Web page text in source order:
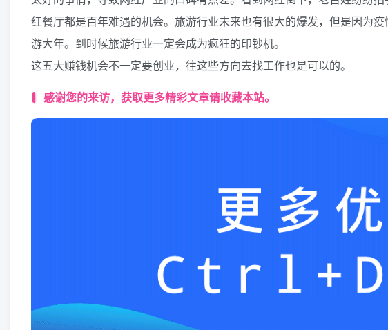
红餐厅都是百年难遇的机会。旅游行业未来也有很大的爆发，但是因为
游大年。到时候旅游行业一定会成为疯狂的印钞机。
这五大赚钱机会不一定要创业，往这些方向去找工作也是可以的。
感谢您的来访，获取更多精彩文章请收藏本站。